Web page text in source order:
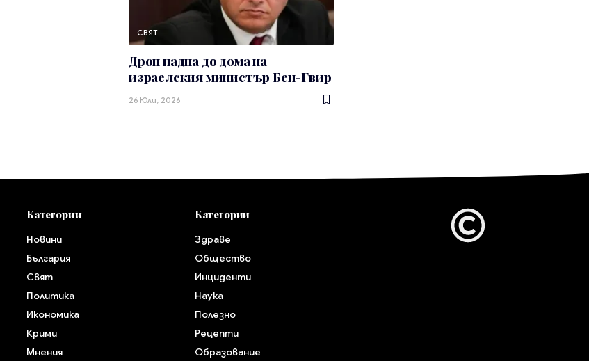
СВЯТ
Дрон падна до дома на
израелския министър Бен-Гвир
26 Юли, 2026
Категории
Новини
България
Свят
Политика
Икономика
Крими
Мнения
Категории
Здраве
Общество
Инциденти
Наука
Полезно
Рецепти
Образование